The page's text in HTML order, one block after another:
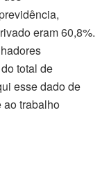
eram 60,8%.
total de
esse dado de
ao trabalho